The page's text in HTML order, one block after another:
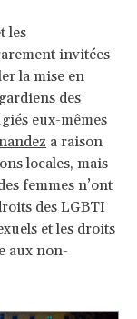
les
invitées
la mise en
des
eux-mêmes
a raison
locales, mais
femmes n’ont
des LGBTI
et les droits
aux non-